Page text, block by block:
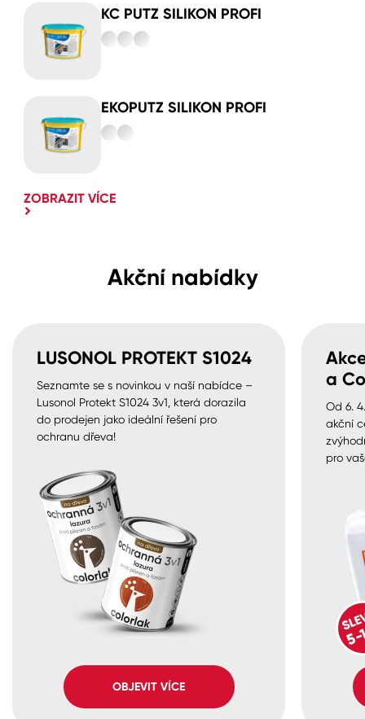
KC PUTZ SILIKON PROFI
EKOPUTZ SILIKON PROFI
ZOBRAZIT VÍCE
Akční nabídky
LUSONOL PROTEKT S1024
Seznamte se s novinkou v naší nabídce –
Lusonol Protekt S1024 3v1, která dorazila
do prodejen jako ideální řešení pro
ochranu dřeva!
OBJEVIT VÍCE
a
Od 6.
akční
pro